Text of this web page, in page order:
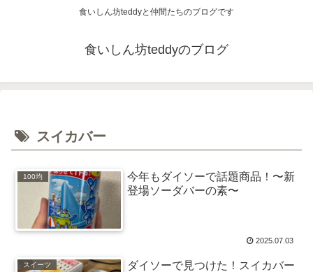
食いしん坊teddyと仲間たちのブログです
食いしん坊teddyのブログ
スイカバー
100均
今年もダイソーで話題商品！〜新
登場ソーダバーの素〜
2025.07.03
スイーツ
ダイソーで見つけた！スイカバー